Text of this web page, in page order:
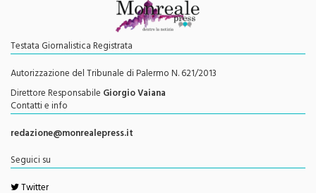
Testata Giornalistica Registrata
Autorizzazione del Tribunale di Palermo N. 621/2013
Direttore ResponsabileGiorgio Vaiana
Contatti e info
redazione@monrealepress.it
Seguici su